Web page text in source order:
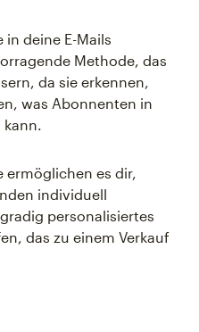
in deine E-Mails
Methode, das
da sie erkennen,
was Abonnenten in
kann.
ermöglichen es dir,
individuell
personalisiertes
das zu einem Verkauf